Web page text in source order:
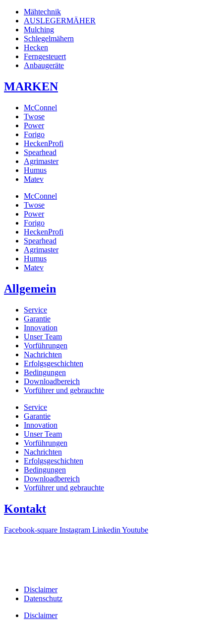
Mähtechnik
AUSLEGERMÄHER
Mulching
Schlegelmähern
Hecken
Ferngesteuert
Anbaugeräte
MARKEN
McConnel
Twose
Power
Forigo
HeckenProfi
Spearhead
Agrimaster
Humus
Matev
McConnel
Twose
Power
Forigo
HeckenProfi
Spearhead
Agrimaster
Humus
Matev
Allgemein
Service
Garantie
Innovation
Unser Team
Vorführungen
Nachrichten
Erfolgsgeschichten
Bedingungen
Downloadbereich
Vorführer und gebrauchte
Service
Garantie
Innovation
Unser Team
Vorführungen
Nachrichten
Erfolgsgeschichten
Bedingungen
Downloadbereich
Vorführer und gebrauchte
Kontakt
Facebook-square Instagram Linkedin Youtube
Disclaimer
Datenschutz
Disclaimer